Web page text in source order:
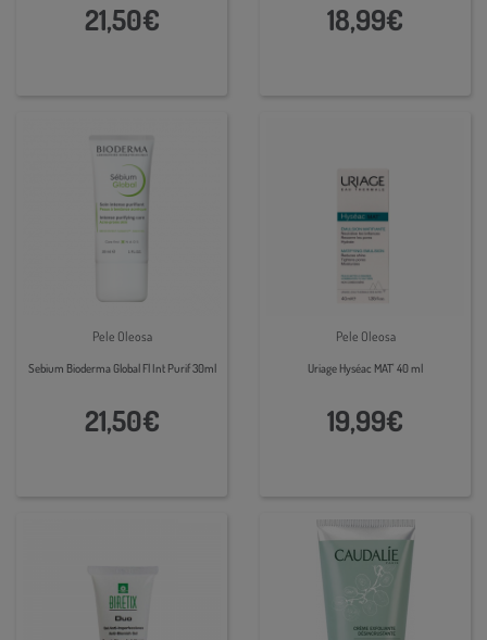
21,50€ 18,99€
Pele Oleosa
Sebium Bioderma Global Fl Int Purif 30ml
21,50€
Pele Oleosa
Uriage Hyséac MAT' 40 ml
19,99€